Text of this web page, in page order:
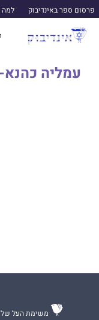
פרסום ספר באינדיבוק למה
עמליה
משימת העל של